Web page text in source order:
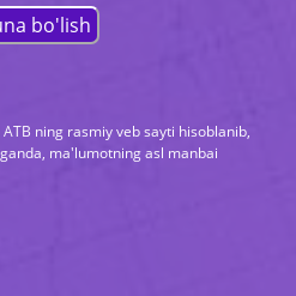
ning rasmiy veb sayti hisoblanib,
ma'lumotning asl manbai